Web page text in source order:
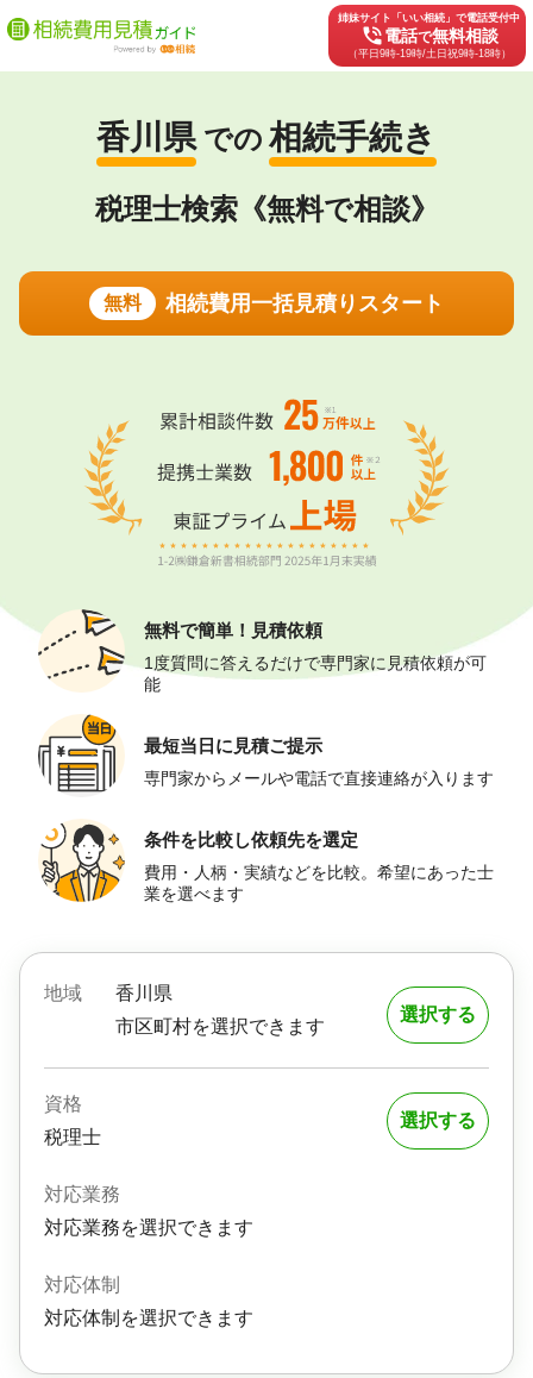
姉妹サイト「いい相続」で電話受付中
phone_in_talk電話で無料相談
（平日9時-19時/土日祝9時-18時）
香川県 での 相続手続き
税理士検索《無料で相談》
無料 相続費用一括見積りスタート
無料で簡単！ 見積依頼
1度質問に答えるだけで専門家に見積依頼が可
能
最短当日に 見積ご提示
専門家からメールや電話で直接連絡が入ります
条件を比較し依頼先を選定
費用・人柄・実績などを比較。希望にあった士
業を選べます
地域
香川県
市区町村を選択できます
選択する
資格
税理士
対応業務
対応業務を選択できます
対応体制
対応体制を選択できます
選択する